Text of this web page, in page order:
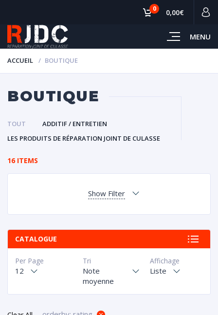
MENU
0 0,00€
ACCUEIL BOUTIQUE
BOUTIQUE
TOUT
ADDITIF / ENTRETIEN
LES PRODUITS DE RÉPARATION JOINT DE CULASSE
16 ITEMS
Show Filter
CATALOGUE
Affichage
Liste
Tri
Note
moyenne
Per Page
12